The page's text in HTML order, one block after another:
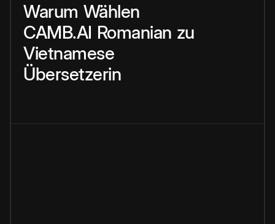
Warum Wählen
CAMB.AI Romanian zu
Vietnamese
Übersetzerin